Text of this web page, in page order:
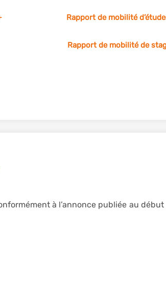
Rapport de mobilité
Rapport de mobilité de
à l’annonce publiée au